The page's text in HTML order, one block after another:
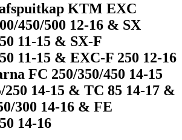
KTM EXC
450/500 12-16 & SX
11-15 & SX-F
11-15 & EXC-F 250 12-16
FC 250/350/450 14-15
14-15 & TC 85 14-17 &
300 14-16 & FE
14-16